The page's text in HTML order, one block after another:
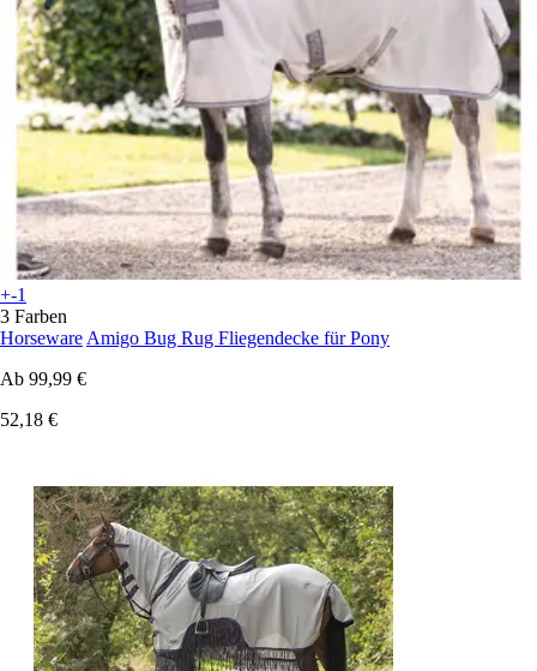
+-1
3 Farben
Horseware Amigo Bug Rug Fliegendecke für Pony
Ab 99,99 €
52,18 €